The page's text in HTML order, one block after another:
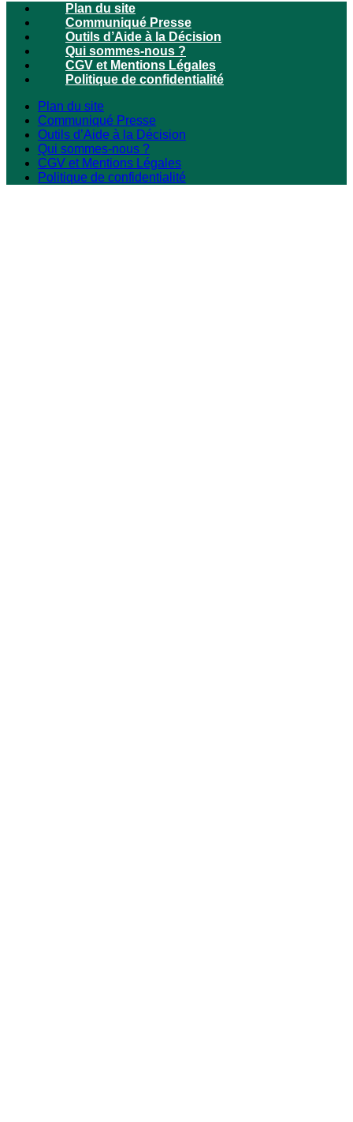
Plan du site
Communiqué Presse
Outils d’Aide à la Décision
Qui sommes-nous ?
CGV et Mentions Légales
Politique de confidentialité
Plan du site
Communiqué Presse
Outils d’Aide à la Décision
Qui sommes-nous ?
CGV et Mentions Légales
Politique de confidentialité